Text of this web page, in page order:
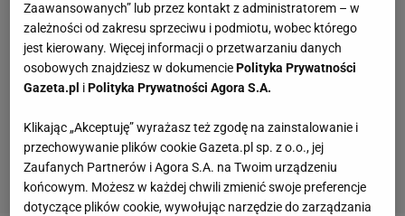
Zaawansowanych” lub przez kontakt z administratorem – w
zależności od zakresu sprzeciwu i podmiotu, wobec którego
jest kierowany. Więcej informacji o przetwarzaniu danych
osobowych znajdziesz w dokumenciePolityka Prywatności
Gazeta.pl iPolityka Prywatności Agora S.A.
Klikając „Akceptuję” wyrażasz też zgodę na zainstalowanie i
przechowywanie plików cookie Gazeta.pl sp. z o.o., jej
Zaufanych Partnerów i Agora S.A. na Twoim urządzeniu
końcowym. Możesz w każdej chwili zmienić swoje preferencje
dotyczące plików cookie, wywołując narzędzie do zarządzania